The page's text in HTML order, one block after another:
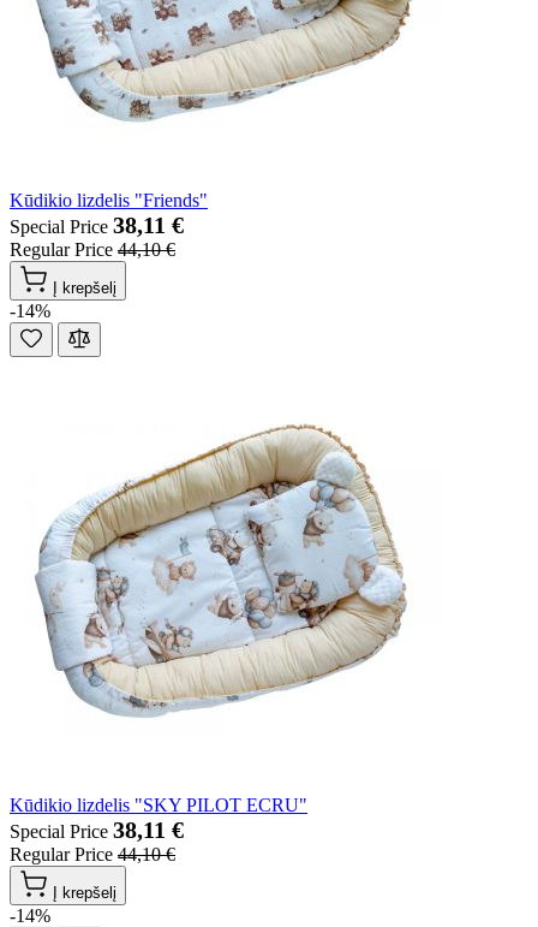
Kūdikio lizdelis "Friends"
Special Price 38,11 €
Regular Price 44,10 €
Į krepšelį
-14%
Kūdikio lizdelis "SKY PILOT ECRU"
Special Price 38,11 €
Regular Price 44,10 €
Į krepšelį
-14%